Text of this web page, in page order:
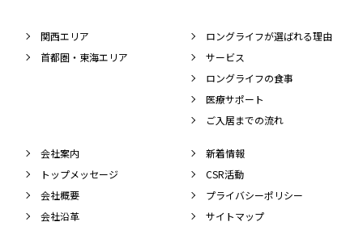
関西エリア
首都圏・東海エリア
ロングライフが選ばれる理由
サービス
ロングライフの食事
医療サポート
ご入居までの流れ
会社案内
トップメッセージ
会社概要
会社沿革
新着情報
CSR活動
プライバシーポリシー
サイトマップ